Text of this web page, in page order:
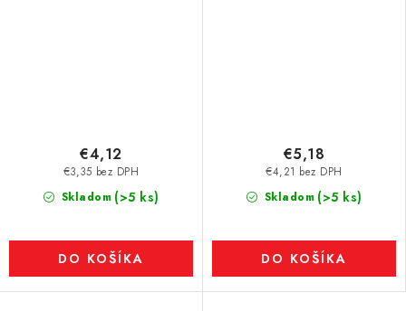
Skladom (>5 ks)
€3,35 bez DPH
€4,12
DO KOŠÍKA
Skladom (>5 ks)
€4,21 bez DPH
€5,18
DO KOŠÍKA